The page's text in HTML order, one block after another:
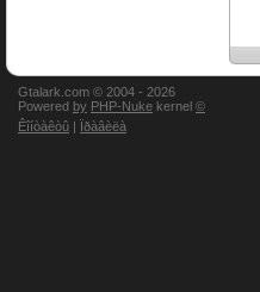
Gtalark.com © 2004 - 2026
Powered by PHP-Nuke kernel ©
Êîíòàêòû | Ïðàâèëà